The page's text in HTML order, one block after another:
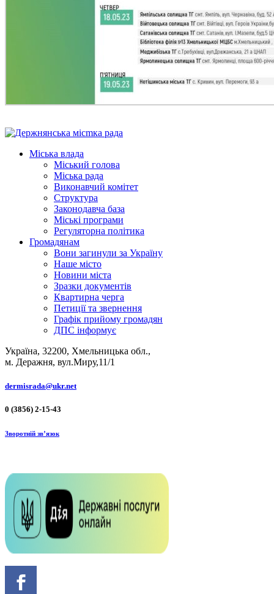
Міська влада
Міський голова
Міська рада
Виконавчий комітет
Структура
Законодавча база
Міські програми
Регуляторна політика
Громадянам
Вони загинули за Україну
Наше місто
Новини міста
Зразки документів
Квартирна черга
Петиції та звернення
Графік прийому громадян
ДПС інформує
Україна, 32200, Хмельницька обл.,
м. Деражня, вул.Миру,11/1
dermisrada@ukr.net
0 (3856) 2-15-43
Зворотній зв’язок